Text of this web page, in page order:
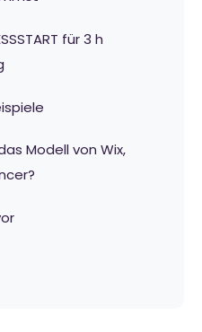
für 3 h
Modell von Wix,